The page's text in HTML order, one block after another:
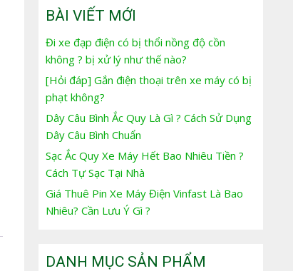
BÀI VIẾT MỚI
Đi xe đạp điện có bị thổi nồng độ cồn
không ? bị xử lý như thế nào?
[Hỏi đáp] Gắn điện thoại trên xe máy có bị
phạt không?
Dây Câu Bình Ắc Quy Là Gì ? Cách Sử Dụng
Dây Câu Bình Chuẩn
Sạc Ắc Quy Xe Máy Hết Bao Nhiêu Tiền ?
Cách Tự Sạc Tại Nhà
Giá Thuê Pin Xe Máy Điện Vinfast Là Bao
Nhiêu? Cần Lưu Ý Gì ?
DANH MỤC SẢN PHẨM